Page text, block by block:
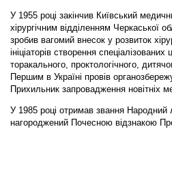
У 1955 році закінчив Київський
хірургічним відділенням Черкаської
зробив вагомий внесок у розвиток
ініціаторів створення спеціалізованих
торакального, проктологічного,
Першим в Україні провів
Прихильник запровадження новітніх
У 1985 році отримав звання Народний
нагороджений Почесною відзнакою